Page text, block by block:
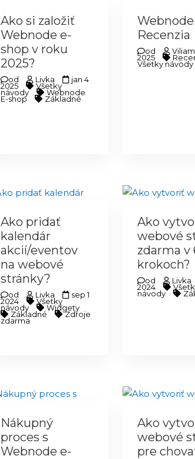
Ako si založiť
Webnode e-
shop v roku
2025?
od Livka jan 4
2025 Všetky
návody Webnode
E-shop Základné
Webnode
Recenzia
od Viliam
2025
Všetky návody
Ako pridať
kalendár
akcií/eventov
na webové
stránky?
od Livka sep 1
2024 Všetky
návody Widgety
Základné Zdroje
zdarma
Ako
webové
zdarma v
krokoch?
od Livka
2024
návody
Nákupný
proces s
Webnode e-
Ako
webové
pre